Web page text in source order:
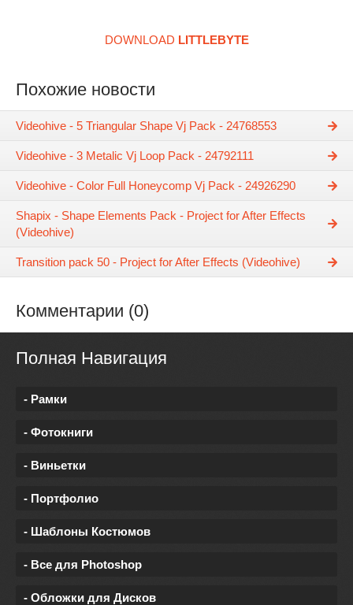
DOWNLOAD LITTLEBYTE
Похожие новости
Videohive - 5 Triangular Shape Vj Pack - 24768553
Videohive - 3 Metalic Vj Loop Pack - 24792111
Videohive - Color Full Honeycomp Vj Pack - 24926290
Shapix - Shape Elements Pack - Project for After Effects
(Videohive)
Transition pack 50 - Project for After Effects (Videohive)
Комментарии (0)
Полная Навигация
- Рамки
- Фотокниги
- Виньетки
- Портфолио
- Шаблоны Костюмов
- Все для Photoshop
- Обложки для Дисков